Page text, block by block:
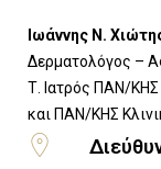
Ιωάννης Ν.
Δερματολόγος –
Τ. Ιατρός ΠΑΝ/ΚΗΣ
​και ΠΑΝ/ΚΗΣ